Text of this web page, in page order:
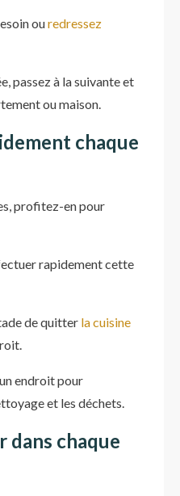
ouredressez
passez à la suivante et
ou maison.
chaque
profitez-en pour
rapidement cette
de quitter la cuisine
endroit pour
et les déchets.
dans chaque